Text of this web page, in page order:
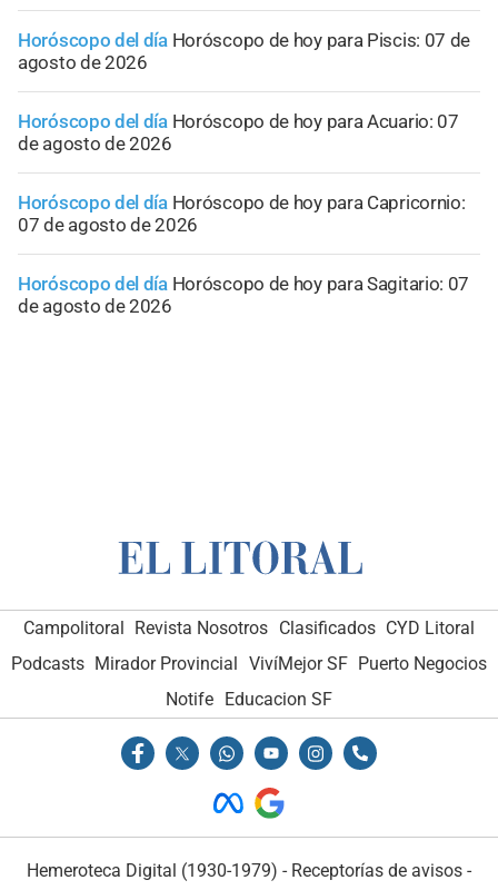
Horóscopo del día Horóscopo de hoy para Piscis: 07 de
agosto de 2026
Horóscopo del día Horóscopo de hoy para Acuario: 07
de agosto de 2026
Horóscopo del día Horóscopo de hoy para Capricornio:
07 de agosto de 2026
Horóscopo del día Horóscopo de hoy para Sagitario: 07
de agosto de 2026
Campolitoral Revista Nosotros Clasificados CYD Litoral
Podcasts Mirador Provincial VivíMejor SF Puerto Negocios
Notife Educacion SF
Hemeroteca Digital (1930-1979) - Receptorías de avisos -